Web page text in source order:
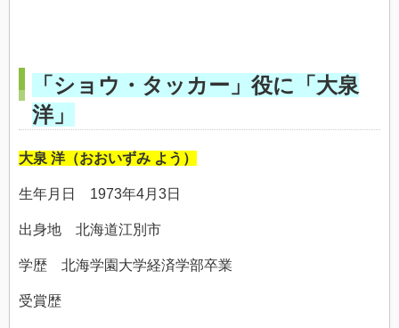
「ショウ・タッカー」役に「大泉
洋」
大泉 洋（おおいずみ よう）
生年月日 1973年4月3日
出身地 北海道江別市
学歴 北海学園大学経済学部卒業
受賞歴